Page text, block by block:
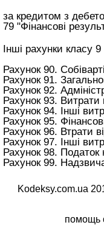
за кредитом з
79 "Фінансові
Інші рахунки класу 9
Рахунок 90.
Рахунок 91.
Рахунок 92.
Рахунок 93. Витрати
Рахунок 94. Інші
Рахунок 95.
Рахунок 96. Втрати
Рахунок 97. Інші
Рахунок 98. Податок
Рахунок 99.
Kodeksy.com.ua
помощь